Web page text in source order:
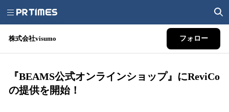
株式会社visumo フォロー
『BEAMS公式オンラインショップ』にReviCo
の提供を開始！